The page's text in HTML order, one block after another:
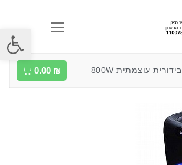
פתח
בידורית עוצמתית 800W 0.00 ₪